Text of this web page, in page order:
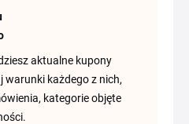
aktualne kupony
warunki każdego z nich,
kategorie objęte